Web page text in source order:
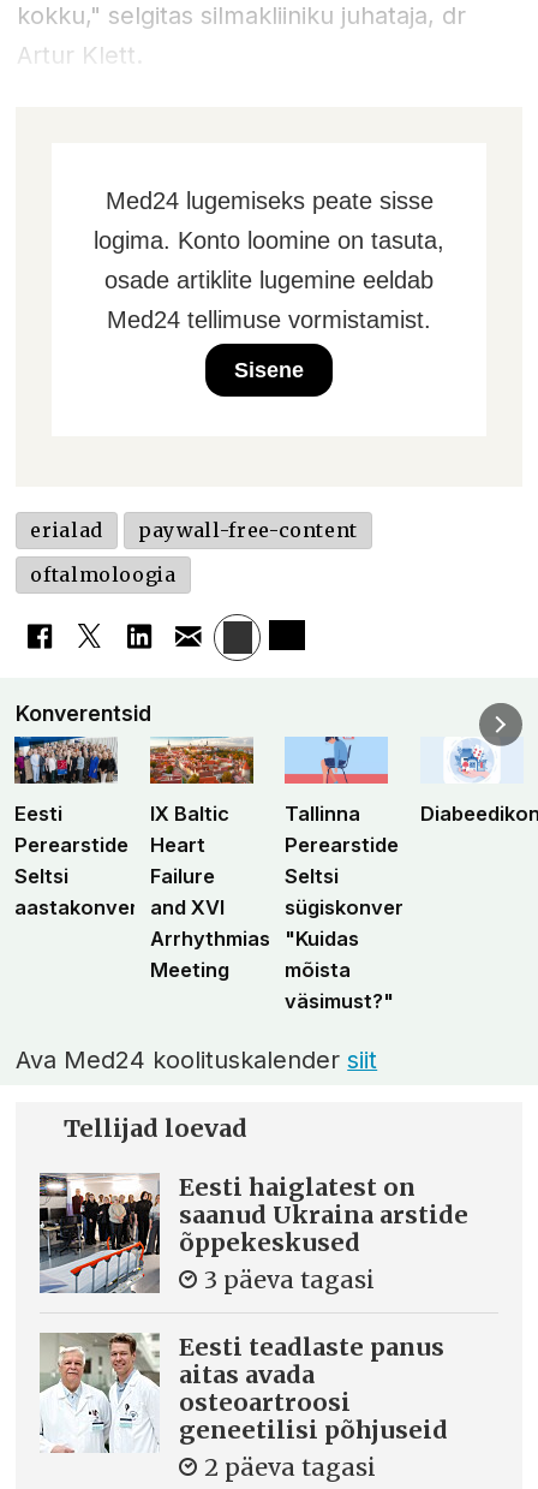
kokku," selgitas silmakliiniku juhataja, dr
Artur Klett.
Med24 lugemiseks peate sisse
logima. Konto loomine on tasuta,
osade artiklite lugemine eeldab
Med24 tellimuse vormistamist.
Sisene
erialad
paywall-free-content
oftalmoloogia
Konverentsid
Eesti
Perearstide
Seltsi
aastakonverents
IX Baltic
Heart
Failure
and XVI
Arrhythmias
Meeting
Tallinna
Perearstide
Seltsi
sügiskonverents
"Kuidas
mõista
väsimust?"
Ava Med24 koolituskalendersiit
Tellijad loevad
Eesti haiglatest on
saanud Ukraina arstide
õppekeskused
3 päeva tagasi
Eesti teadlaste panus
aitas avada
osteoartroosi
geneetilisi põhjuseid
2 päeva tagasi